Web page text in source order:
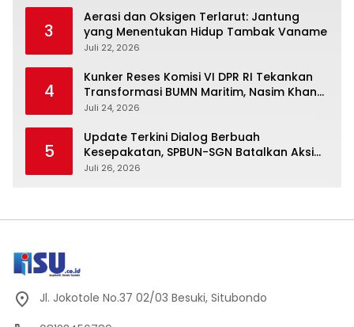
3
Aerasi dan Oksigen Terlarut: Jantung
yang Menentukan Hidup Tambak Vaname
Juli 22, 2026
4
Kunker Reses Komisi VI DPR RI Tekankan
Transformasi BUMN Maritim, Nasim Khan
Kawal Penguatan Sektor Laut
Juli 24, 2026
5
Update Terkini Dialog Berbuah
Kesepakatan, SPBUN-SGN Batalkan Aksi
Nasional Setelah Holding Penuhi Sejumlah
Juli 26, 2026
Jl. Jokotole No.37 02/03 Besuki, Situbondo